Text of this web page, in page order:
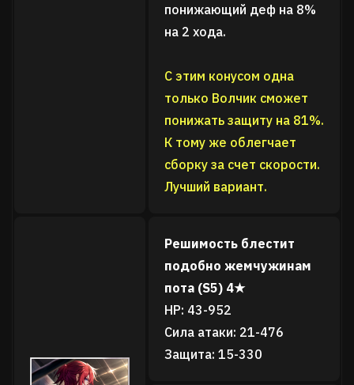
понижающий деф на 8%
на 2 хода.
С этим конусом одна
только Волчик сможет
понижать защиту на 81%.
К тому же облегчает
сборку за счет скорости.
Лучший вариант.
Решимость блестит
подобно жемчужинам
пота (S5) 4★
HP: 43-952
Сила атаки: 21-476
Защита: 15-330